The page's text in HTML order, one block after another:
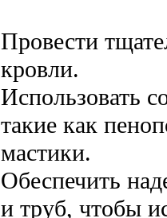
Провести
кровли.
Использовать
такие как
мастики.
Обеспечить
и труб, чтобы